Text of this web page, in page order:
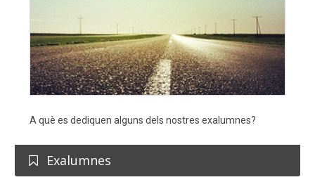
A què es dediquen alguns dels nostres exalumnes?
Exalumnes